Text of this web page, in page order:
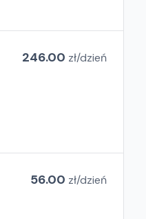
246.00 zł/dzień
56.00 zł/dzień